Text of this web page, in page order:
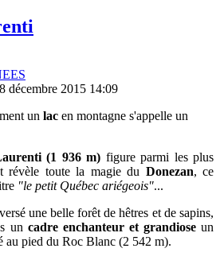
décembre 2015 14:09
un lac en montagne s'appelle un
(1 936 m) figure parmi les plus
révèle toute la magie du Donezan, ce
"le petit Québec ariégeois"...
une belle forêt de hêtres et de sapins,
un cadre enchanteur et grandioseun
au pied du Roc Blanc (2 542 m).